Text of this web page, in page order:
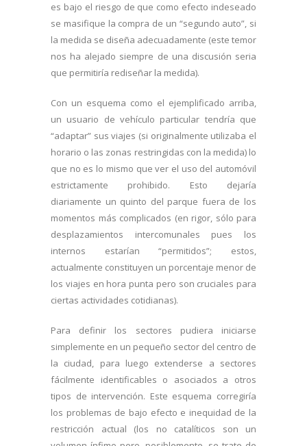
es bajo el riesgo de que como efecto indeseado
se masifique la compra de un “segundo auto”, si
la medida se diseña adecuadamente (este temor
nos ha alejado siempre de una discusión seria
que permitiría rediseñar la medida).
Con un esquema como el ejemplificado arriba,
un usuario de vehículo particular tendría que
“adaptar” sus viajes (si originalmente utilizaba el
horario o las zonas restringidas con la medida) lo
que no es lo mismo que ver el uso del automóvil
estrictamente prohibido. Esto dejaría
diariamente un quinto del parque fuera de los
momentos más complicados (en rigor, sólo para
desplazamientos intercomunales pues los
internos estarían “permitidos”; estos,
actualmente constituyen un porcentaje menor de
los viajes en hora punta pero son cruciales para
ciertas actividades cotidianas).
Para definir los sectores pudiera iniciarse
simplemente en un pequeño sector del centro de
la ciudad, para luego extenderse a sectores
fácilmente identificables o asociados a otros
tipos de intervención. Este esquema corregiría
los problemas de bajo efecto e inequidad de la
restricción actual (los no catalíticos son un